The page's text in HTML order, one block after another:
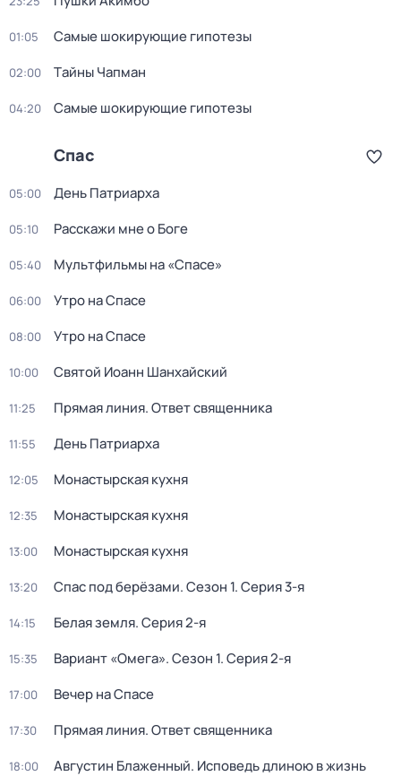
01:05 Самые шoкиpующие гипотезы
02:00 Тaйны Чапман
04:20 Самые шoкиpующие гипотезы
Спас
05:00 День Патриарха
05:10 Расскажи мне о Боге
05:40 Мультфильмы на «Спасе»
06:00 Утро на Спасе
08:00 Утро на Спасе
10:00 Святой Иоанн Шанхайский
11:25 Прямая линия. Ответ священника
11:55 День Патриарха
12:05 Монастырская кухня
12:35 Монастырская кухня
13:00 Монастырская кухня
13:20 Спас под берёзами. Сезон 1. Серия 3-я
14:15 Белая земля. Серия 2-я
15:35 Вариант «Омега». Сезон 1. Серия 2-я
17:00 Вечер на Спасе
17:30 Прямая линия. Ответ священника
18:00 Августин Блаженный. Исповедь длиною в жизнь